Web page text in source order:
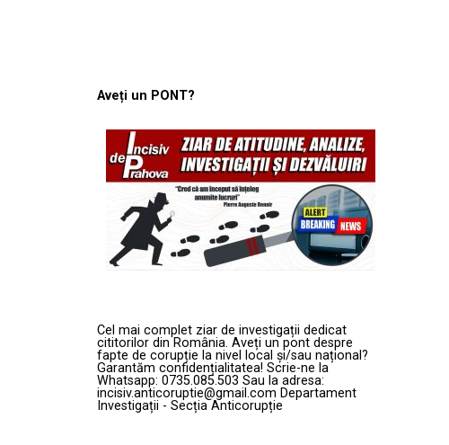
Aveți un PONT?
Cel mai complet ziar de investigații dedicat
cititorilor din România. Aveți un pont despre
fapte de corupție la nivel local și/sau național?
Garantăm confidențialitatea! Scrie-ne la
Whatsapp: 0735.085.503 Sau la adresa:
incisiv.anticoruptie@gmail.com Departament
Investigații - Secția Anticorupție